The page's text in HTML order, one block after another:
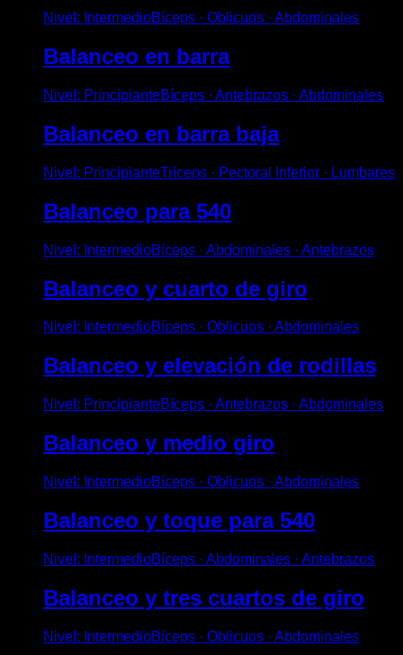
Nivel : IntermedioBíceps · Oblicuos · Abdominales
Balanceo en barra
Nivel : PrincipianteBíceps · Antebrazos · Abdominales
Balanceo en barra baja
Nivel : PrincipianteTríceps · Pectoral Inferior · Lumbares
Balanceo para 540
Nivel : IntermedioBíceps · Abdominales · Antebrazos
Balanceo y cuarto de giro
Nivel : IntermedioBíceps · Oblicuos · Abdominales
Balanceo y elevación de rodillas
Nivel : PrincipianteBíceps · Antebrazos · Abdominales
Balanceo y medio giro
Nivel : IntermedioBíceps · Oblicuos · Abdominales
Balanceo y toque para 540
Nivel : IntermedioBíceps · Abdominales · Antebrazos
Balanceo y tres cuartos de giro
Nivel : IntermedioBíceps · Oblicuos · Abdominales